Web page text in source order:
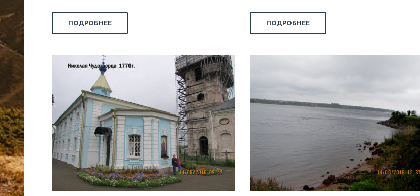
ПОДРОБНЕЕ ПОДРОБНЕЕ